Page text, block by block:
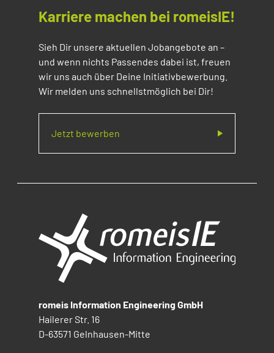
Karriere machen bei romeisIE!
Sieh Dir unsere aktuellen Jobangebote an –
und wenn nichts Passendes dabei ist, freuen
wir uns auch über Deine Initiativbewerbung.
Wir melden uns schnellstmöglich bei Dir!
Jetzt bewerben
romeis Information Engineering GmbH
Hailerer Str. 16
D-63571 Gelnhausen-Mitte